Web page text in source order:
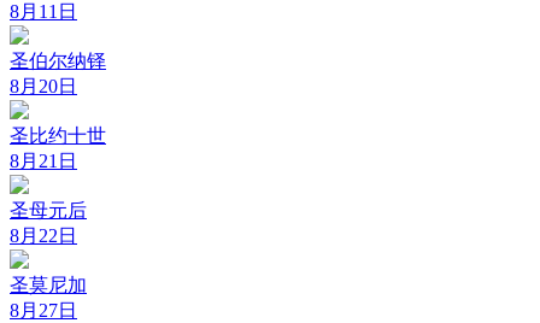
8月11日
圣伯尔纳铎
8月20日
圣比约十世
8月21日
圣母元后
8月22日
圣莫尼加
8月27日